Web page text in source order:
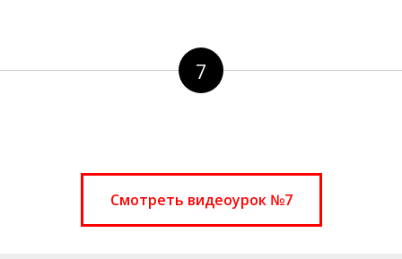
7
Смотреть видеоурок №7